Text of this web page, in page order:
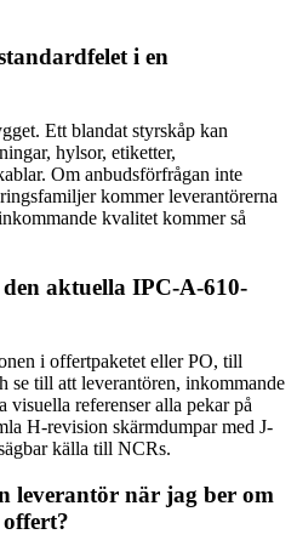
i en
Ett blandat styrskåp kan
hylsor, etiketter,
Om anbudsförfrågan inte
kommer leverantörerna
kvalitet kommer så
aktuella IPC-A-610-
i offertpaketet eller PO, till
se till att leverantören, inkommande
referenser alla pekar på
H-revision skärmdumpar med J-
källa till NCRs.
leverantör när jag ber om